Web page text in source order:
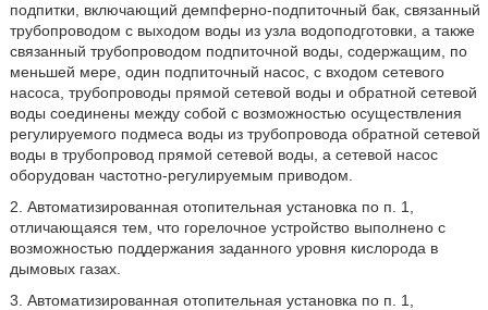
подпитки, включающий демпферно-подпиточный бак, связанный
трубопроводом с выходом воды из узла водоподготовки, а также
связанный трубопроводом подпиточной воды, содержащим, по
меньшей мере, один подпиточный насос, с входом сетевого
насоса, трубопроводы прямой сетевой воды и обратной сетевой
воды соединены между собой с возможностью осуществления
регулируемого подмеса воды из трубопровода обратной сетевой
воды в трубопровод прямой сетевой воды, а сетевой насос
оборудован частотно-регулируемым приводом.
2. Автоматизированная отопительная установка по п. 1,
отличающаяся тем, что горелочное устройство выполнено с
возможностью поддержания заданного уровня кислорода в
дымовых газах.
3. Автоматизированная отопительная установка по п. 1,